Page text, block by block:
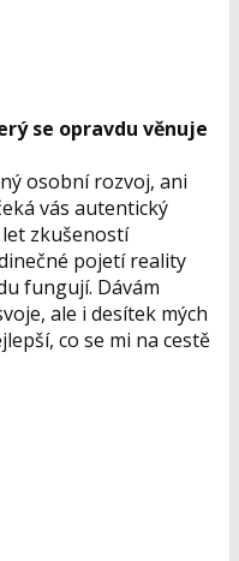
se opravdu věnuje
osobní rozvoj, ani
vás autentický
zkušeností
pojetí reality
fungují. Dávám
ale i desítek mých
co se mi na cestě